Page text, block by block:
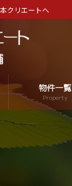
クリエートへ
物件一覧
Property